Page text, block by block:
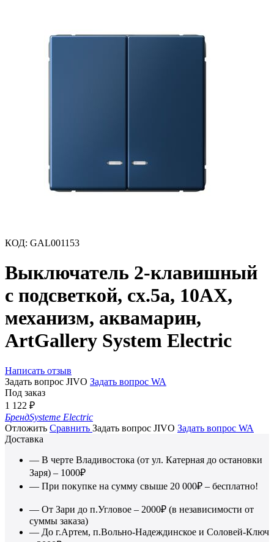
КОД: GAL001153
Выключатель 2-клавишный
с подсветкой, сх.5а, 10АХ,
механизм, аквамарин,
ArtGallery System Electric
Написать отзыв
Задать вопрос JIVO Задать вопрос WA
Под заказ
1 122 ₽
БрендSysteme Electric
Отложить Сравнить Задать вопрос JIVO Задать вопрос WA
Доставка
— В черте Владивостока (от ул. Катерная до остановки
Заря) – 1000₽
— При покупке на сумму свыше 20 000₽ – бесплатно!
— От Зари до п.Угловое – 2000₽ (в независимости от
суммы заказа)
— До г.Артем, п.Вольно-Надеждинское и Соловей-Ключ